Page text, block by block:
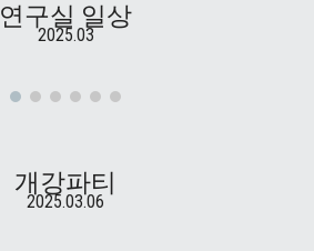
연구실 일상
2025.03
개강파티
2025.03.06